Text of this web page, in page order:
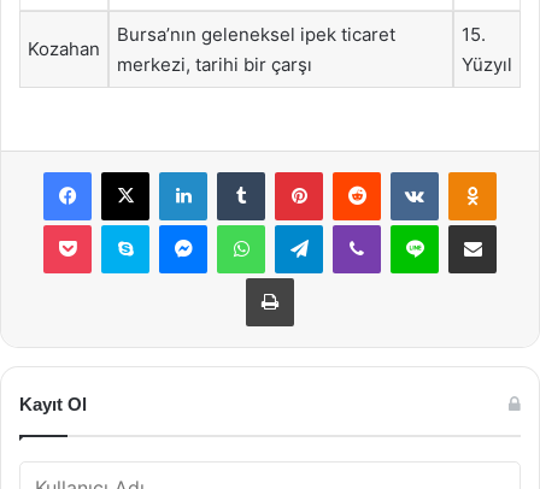
Kozahan
Bursa’nın geleneksel ipek ticaret
merkezi, tarihi bir çarşı
15.
Yüzyıl
Facebook
X LinkedInTumblr PinterestReddit VKontakte
Pocket Skype MessengerWhatsAppTelegramViber Line E-Posta ile
Yazdır
Kayıt Ol